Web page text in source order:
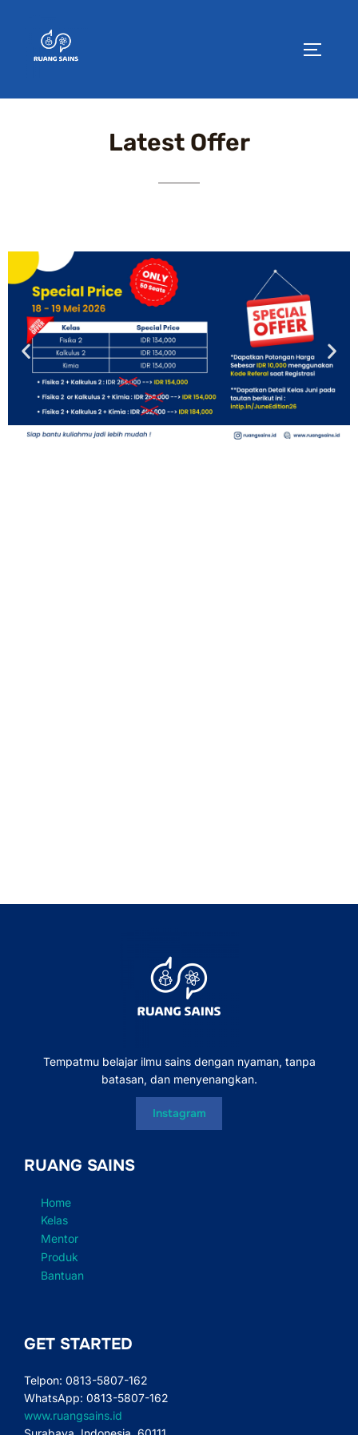
Latest Offer
Tempatmu belajar ilmu sains dengan nyaman, tanpa
batasan, dan menyenangkan.
Instagram
RUANG SAINS
Home
Kelas
Mentor
Produk
Bantuan
GET STARTED
Telpon: 0813-5807-162
WhatsApp: 0813-5807-162
www.ruangsains.id